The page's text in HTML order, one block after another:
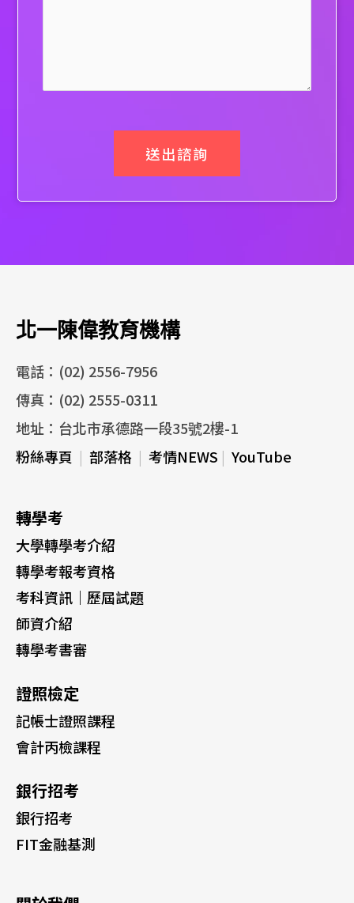
送出諮詢
北一陳偉教育機構
電話：(02) 2556-7956
傳真：(02) 2555-0311
地址：台北市承德路一段35號2樓-1
粉絲專頁 | 部落格 | 考情NEWS | YouTube
轉學考
大學轉學考介紹
轉學考報考資格
考科資訊｜歷屆試題
師資介紹
轉學考書審
證照檢定
記帳士證照課程
會計丙檢課程
銀行招考
銀行招考
FIT金融基測